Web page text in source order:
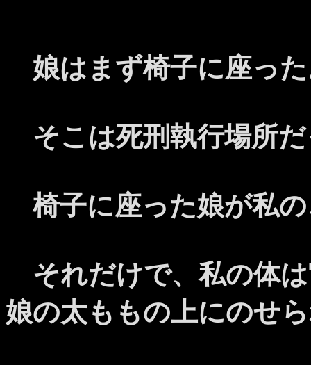
娘はまず椅子に座っ
そこは死刑執行場所
椅子に座った娘が私
それだけで、私の体
娘の太ももの上にのせ